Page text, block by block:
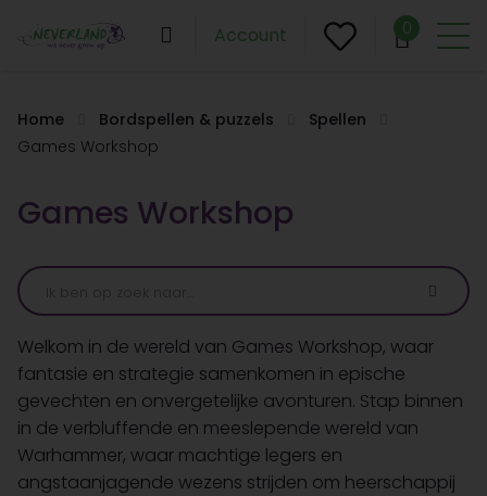
Account 0
Home Bordspellen & puzzels
Spellen
Games Workshop
Games Workshop
Welkom in de wereld van Games Workshop, waar
fantasie en strategie samenkomen in epische
gevechten en onvergetelijke avonturen. Stap binnen
in de verbluffende en meeslepende wereld van
Warhammer, waar machtige legers en
angstaanjagende wezens strijden om heerschappij